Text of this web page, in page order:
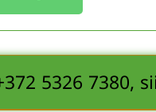
5326 7380,